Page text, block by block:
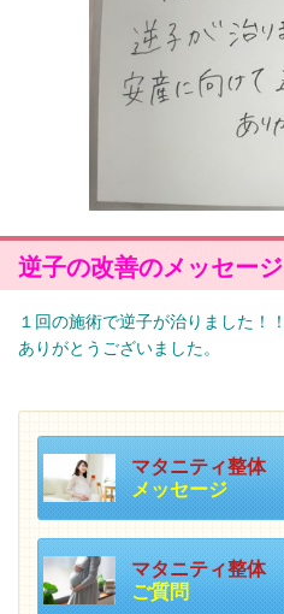
逆子の改善のメッセージ
１回の施術で逆子が治りました！
ありがとうございました。
マタニティ整体
メッセージ
マタニティ整体
ご質問